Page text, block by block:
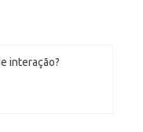
interação?